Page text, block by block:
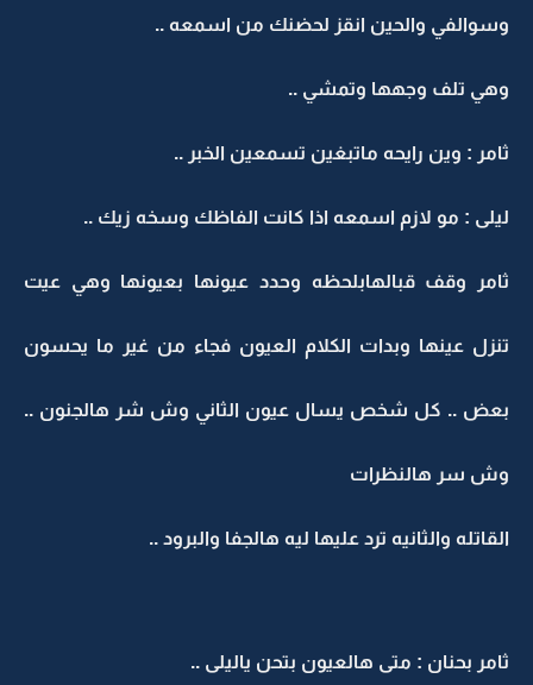
وسوالفي والحين انقز لحضنك من اسمعه ..
وهي تلف وجهها وتمشي ..
ثامر : وين رايحه ماتبغين تسمعين الخبر ..
ليلى : مو لازم اسمعه اذا كانت الفاظك وسخه زيك ..
ثامر وقف قبالهابلحظه وحدد عيونها بعيونها وهي عيت
تنزل عينها وبدات الكلام العيون فجاء من غير ما يحسون
بعض .. كل شخص يسال عيون الثاني وش شر هالجنون ..
وش سر هالنظرات
القاتله والثانيه ترد عليها ليه هالجفا والبرود ..
ثامر بحنان : متى هالعيون بتحن ياليلى ..